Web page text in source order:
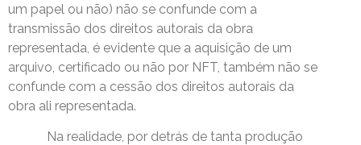
um papel ou não) não se confunde com a
transmissão dos direitos autorais da obra
representada, é evidente que a aquisição de um
arquivo, certificado ou não por NFT, também não se
confunde com a cessão dos direitos autorais da
obra ali representada.
Na realidade, por detrás de tanta produção